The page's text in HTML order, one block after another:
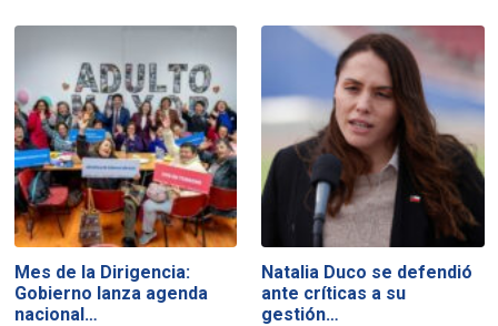
Mes de la Dirigencia:
Gobierno lanza agenda
nacional…
Natalia Duco se defendió
ante críticas a su
gestión…